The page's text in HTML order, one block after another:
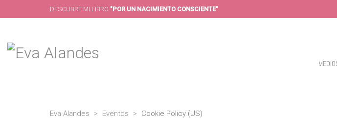
DESCUBRE MI LIBRO "POR UN NACIMIENTO CONSCIENTE"
Eva Alandes > Eventos > Cookie Policy (US)